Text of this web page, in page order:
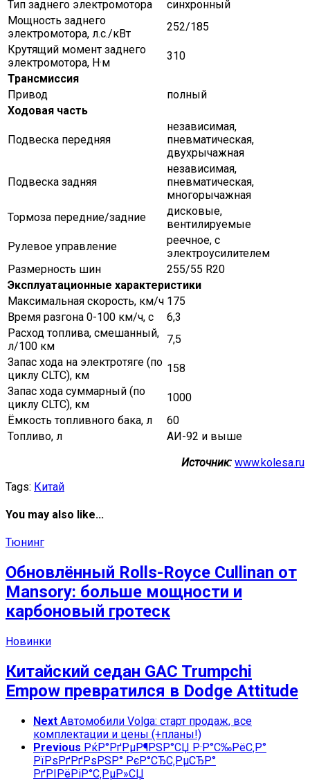
Тип заднего электромотора
синхронный
Мощность заднего
электромотора, л.с./кВт
252/185
Крутящий момент заднего
электромотора, Н·м
310
Трансмиссия
Привод
полный
Ходовая часть
Подвеска передняя
независимая,
пневматическая,
двухрычажная
Подвеска задняя
независимая,
пневматическая,
многорычажная
Тормоза передние/задние
дисковые,
вентилируемые
Рулевое управление
реечное, с
электроусилителем
Размерность шин
255/55 R20
Эксплуатационные характеристики
Максимальная скорость, км/ч 175
Время разгона 0-100 км/ч, с
6,3
Расход топлива, смешанный,
л/100 км
7,5
Запас хода на электротяге (по
циклу CLTC), км
158
Запас хода суммарный (по
циклу CLTC), км
1000
Ёмкость топливного бака, л
60
Топливо, л
АИ-92 и выше
Источник: www.kolesa.ru
Tags: Китай
You may also like...
Тюнинг
Обновлённый Rolls-Royce Cullinan от
Mansory: больше мощности и
карбоновый гротеск
Новинки
Китайский седан GAC Trumpchi
Empow превратился в Dodge Attitude
Next Автомобили Volga: старт продаж, все
комплектации и цены (+планы!)
Previous РќР°РґРµР¶РЅР°СЏ Р·Р°С‰РёС‚Р°
РїРѕРґРґРѕРЅР° РєР°СЂС‚РµСЂР°
РґРІРёРіР°С‚РµР»СЏ